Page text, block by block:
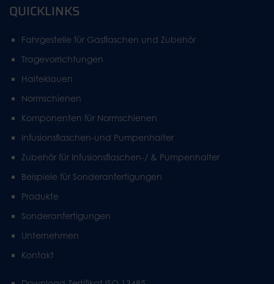
QUICKLINKS
Fahrgestelle für Gasflaschen und Zubehör
Tragevorrichtungen
Halteklauen
Normschienen
Komponenten für Normschienen
Infusionsflaschen-und Pumpenhalter
Zubehör für Infusionsflaschen-/ & Pumpenhalter
Beispiele für Sonderanfertigungen
Produkte
Sonderanfertigungen
Unternehmen
Kontakt